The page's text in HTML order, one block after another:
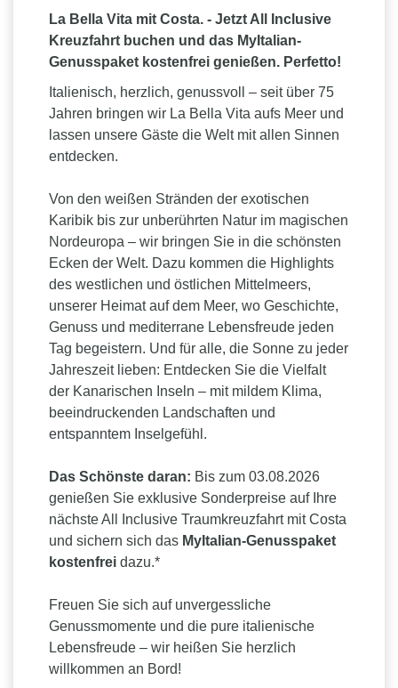
La Bella Vita mit Costa. - Jetzt All Inclusive
Kreuzfahrt buchen und das MyItalian-
Genusspaket kostenfrei genießen. Perfetto!
Italienisch, herzlich, genussvoll – seit über 75
Jahren bringen wir La Bella Vita aufs Meer und
lassen unsere Gäste die Welt mit allen Sinnen
entdecken.
Von den weißen Stränden der exotischen
Karibik bis zur unberührten Natur im magischen
Nordeuropa – wir bringen Sie in die schönsten
Ecken der Welt. Dazu kommen die Highlights
des westlichen und östlichen Mittelmeers,
unserer Heimat auf dem Meer, wo Geschichte,
Genuss und mediterrane Lebensfreude jeden
Tag begeistern. Und für alle, die Sonne zu jeder
Jahreszeit lieben: Entdecken Sie die Vielfalt
der Kanarischen Inseln – mit mildem Klima,
beeindruckenden Landschaften und
entspanntem Inselgefühl.
Das Schönste daran: Bis zum 03.08.2026
genießen Sie exklusive Sonderpreise auf Ihre
nächste All Inclusive Traumkreuzfahrt mit Costa
und sichern sich das MyItalian-Genusspaket
kostenfrei dazu.*
Freuen Sie sich auf unvergessliche
Genussmomente und die pure italienische
Lebensfreude – wir heißen Sie herzlich
willkommen an Bord!